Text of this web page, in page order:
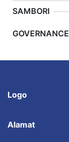
SAMBORI
Previous
Logo
Alamat